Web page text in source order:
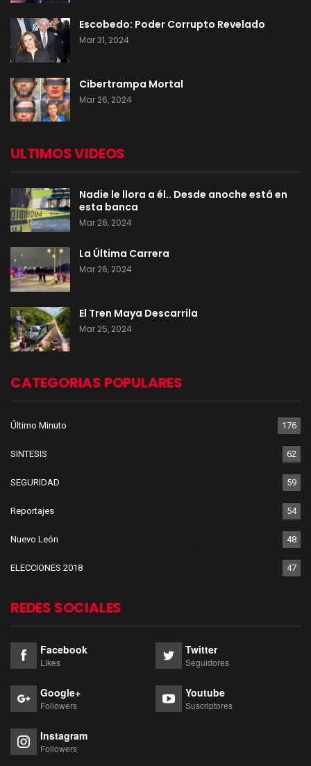
Escobedo: Poder Corrupto Revelado
Mar 31, 2024
Cibertrampa Mortal
Mar 26, 2024
ULTIMOS VIDEOS
Nadie le llora a él.. Desde anoche está en
esta banca
Mar 26, 2024
La Última Carrera
Mar 26, 2024
El Tren Maya Descarrila
Mar 25, 2024
CATEGORIAS POPULARES
Último Minuto 176
SINTESIS 62
SEGURIDAD 59
Reportajes 54
Nuevo León 48
ELECCIONES 2018 47
REDES SOCIALES
Facebook
Likes
Twitter
Seguidores
Google+
Followers
Youtube
Suscriptores
Instagram
Followers